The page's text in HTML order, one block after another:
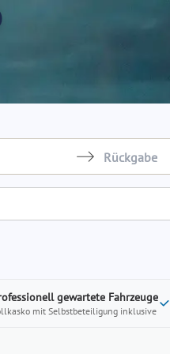
to
calendar
and
gewartete Fahrzeuge
mit Selbstbeteiligung inklusive